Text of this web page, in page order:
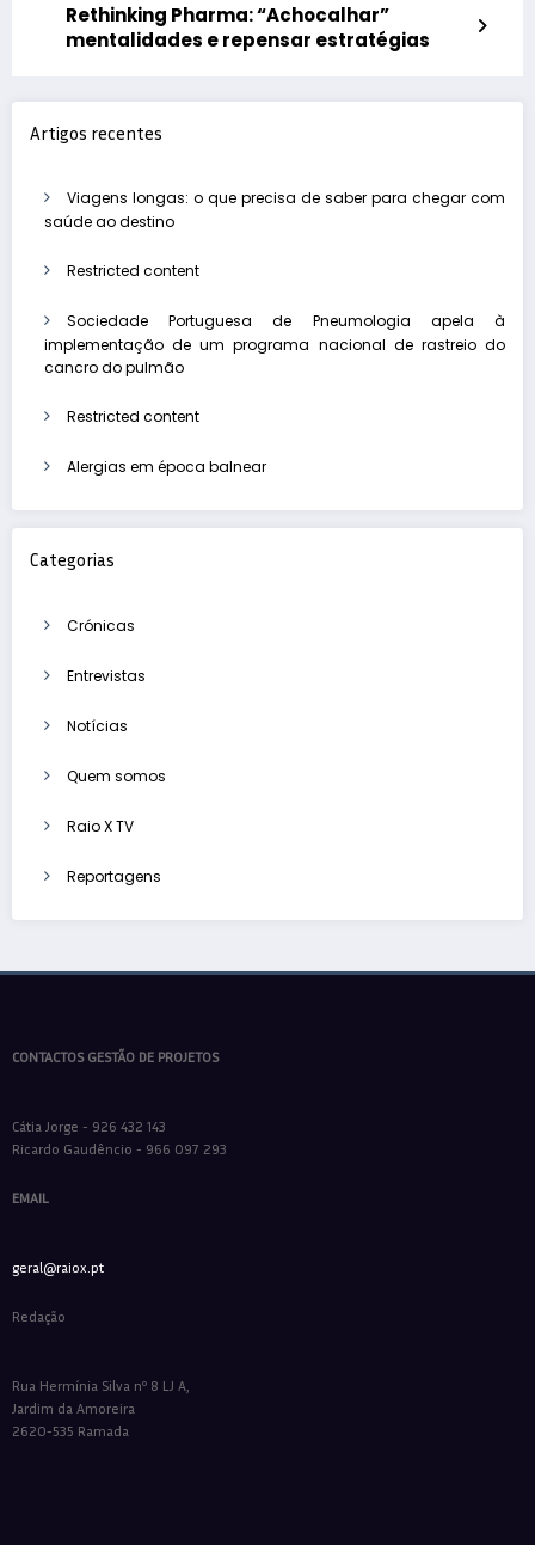
Rethinking Pharma: “Achocalhar”
mentalidades e repensar estratégias
Artigos recentes
Viagens longas: o que precisa de saber para chegar com
saúde ao destino
Restricted content
Sociedade Portuguesa de Pneumologia apela à
implementação de um programa nacional de rastreio do
cancro do pulmão
Restricted content
Alergias em época balnear
Categorias
Crónicas
Entrevistas
Notícias
Quem somos
Raio X TV
Reportagens
CONTACTOS GESTÃO DE PROJETOS
Cátia Jorge - 926 432 143
Ricardo Gaudêncio - 966 097 293
EMAIL
geral@raiox.pt
Redação
Rua Hermínia Silva nº 8 LJ A,
Jardim da Amoreira
2620-535 Ramada